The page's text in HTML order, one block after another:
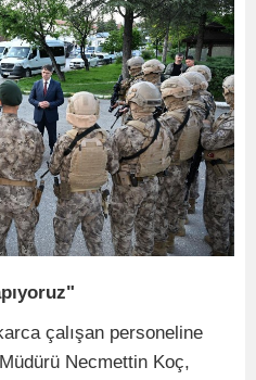
çalışan personeline
Necmettin Koç,